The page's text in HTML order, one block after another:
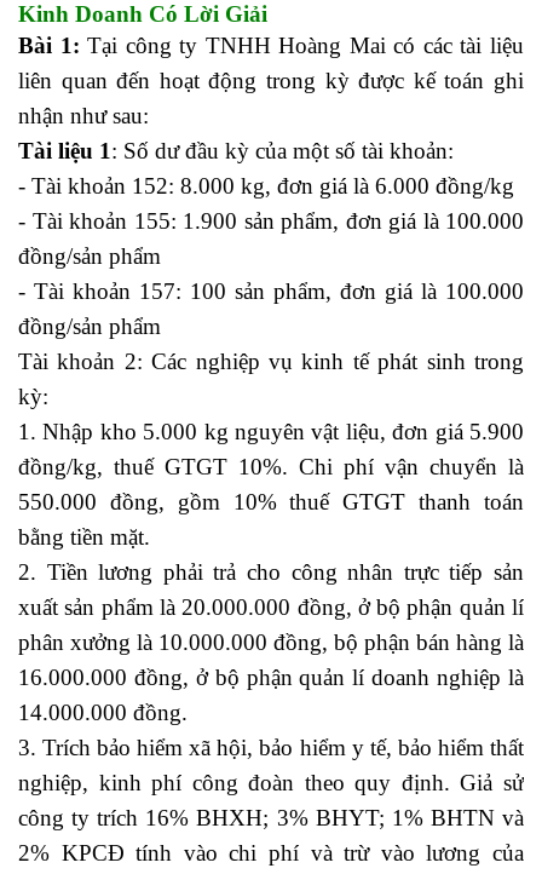
Kinh Doanh Có Lời Giải
Bài 1: Tại công ty TNHH Hoàng Mai có các tài liệu
liên quan đến hoạt động trong kỳ được kế toán ghi
nhận như sau:
Tài liệu 1: Số dư đầu kỳ của một số tài khoản:
- Tài khoản 152: 8.000 kg, đơn giá là 6.000 đồng/kg
- Tài khoản 155: 1.900 sản phẩm, đơn giá là 100.000
đồng/sản phẩm
- Tài khoản 157: 100 sản phẩm, đơn giá là 100.000
đồng/sản phẩm
Tài khoản 2: Các nghiệp vụ kinh tế phát sinh trong
kỳ:
1. Nhập kho 5.000 kg nguyên vật liệu, đơn giá 5.900
đồng/kg, thuế GTGT 10%. Chi phí vận chuyển là
550.000 đồng, gồm 10% thuế GTGT thanh toán
bằng tiền mặt.
2. Tiền lương phải trả cho công nhân trực tiếp sản
xuất sản phẩm là 20.000.000 đồng, ở bộ phận quản lí
phân xưởng là 10.000.000 đồng, bộ phận bán hàng là
16.000.000 đồng, ở bộ phận quản lí doanh nghiệp là
14.000.000 đồng.
3. Trích bảo hiểm xã hội, bảo hiểm y tế, bảo hiểm thất
nghiệp, kinh phí công đoàn theo quy định. Giả sử
công ty trích 16% BHXH; 3% BHYT; 1% BHTN và
2% KPCĐ tính vào chi phí và trừ vào lương của